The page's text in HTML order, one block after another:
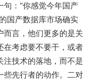
：“你感觉今年国产
国产数据库市场确实
而言，他们更多的是关
在考虑要不要干，或者
注技术的落地，而不是
些先行者的动作。二对